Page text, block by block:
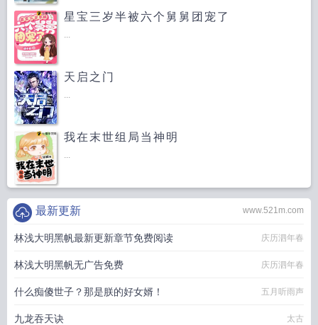
星宝三岁半被六个舅舅团宠了
...
天启之门
...
我在末世组局当神明
...
www.521m.com
最新更新
林浅大明黑帆最新更新章节免费阅读 庆历泗年春
林浅大明黑帆无广告免费 庆历泗年春
什么痴傻世子？那是朕的好女婿！ 五月听雨声
九龙吞天诀 太古